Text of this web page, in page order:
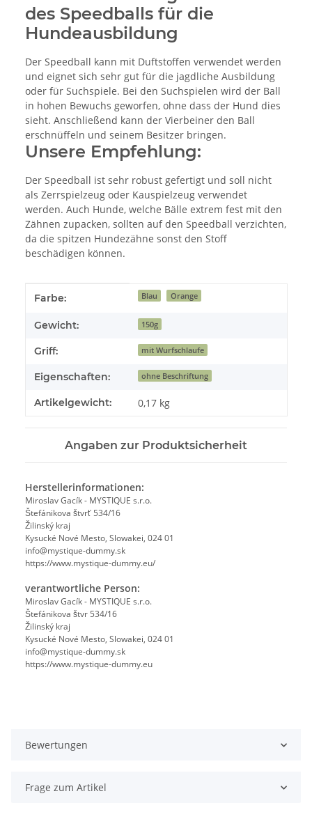
des Speedballs für die
Hundeausbildung
Der Speedball kann mit Duftstoffen verwendet werden
und eignet sich sehr gut für die jagdliche Ausbildung
oder für Suchspiele. Bei den Suchspielen wird der Ball
in hohen Bewuchs geworfen, ohne dass der Hund dies
sieht. Anschließend kann der Vierbeiner den Ball
erschnüffeln und seinem Besitzer bringen.
Unsere Empfehlung:
Der Speedball ist sehr robust gefertigt und soll nicht
als Zerrspielzeug oder Kauspielzeug verwendet
werden. Auch Hunde, welche Bälle extrem fest mit den
Zähnen zupacken, sollten auf den Speedball verzichten,
da die spitzen Hundezähne sonst den Stoff
beschädigen können.
Produkteigenschaft
Wert
Farbe: Blau Orange
Gewicht: 150g
Griff: mit Wurfschlaufe
Eigenschaften: ohne Beschriftung
Artikelgewicht: 0,17 kg
Angaben zur Produktsicherheit
Herstellerinformationen:
Miroslav Gacík - MYSTIQUE s.r.o.
Štefánikova štvrť 534/16
Žilinský kraj
Kysucké Nové Mesto, Slowakei, 024 01
info@mystique-dummy.sk
https://www.mystique-dummy.eu/
verantwortliche Person:
Miroslav Gacík - MYSTIQUE s.r.o.
Štefánikova štvr 534/16
Žilinský kraj
Kysucké Nové Mesto, Slowakei, 024 01
info@mystique-dummy.sk
https://www.mystique-dummy.eu
Bewertungen
Frage zum Artikel